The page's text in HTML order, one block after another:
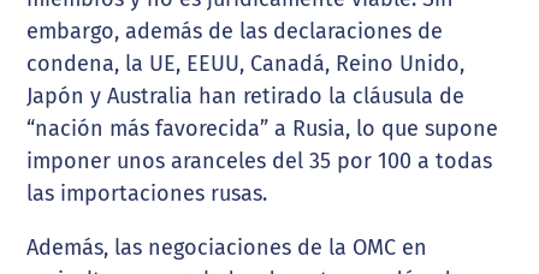
embargo, además de las declaraciones de
condena, la UE, EEUU, Canadá, Reino Unido,
Japón y Australia han retirado la cláusula de
“nación más favorecida” a Rusia, lo que supone
imponer unos aranceles del 35 por 100 a todas
las importaciones rusas.
Además, las negociaciones de la OMC en